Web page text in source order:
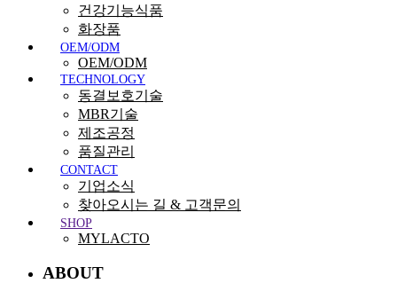
건강기능식품
화장품
OEM/ODM
OEM/ODM
TECHNOLOGY
동결보호기술
MBR기술
제조공정
품질관리
CONTACT
기업소식
찾아오시는 길 & 고객문의
SHOP
MYLACTO
ABOUT